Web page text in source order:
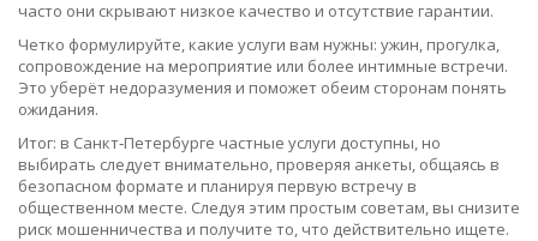
часто они скрывают низкое качество и отсутствие гарантии.
Четко формулируйте, какие услуги вам нужны: ужин, прогулка,
сопровождение на мероприятие или более интимные встречи.
Это уберёт недоразумения и поможет обеим сторонам понять
ожидания.
Итог: в Санкт‑Петербурге частные услуги доступны, но
выбирать следует внимательно, проверяя анкеты, общаясь в
безопасном формате и планируя первую встречу в
общественном месте. Следуя этим простым советам, вы снизите
риск мошенничества и получите то, что действительно ищете.